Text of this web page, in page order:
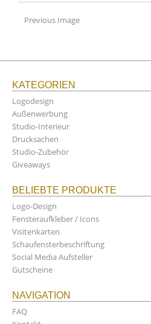
Previous Image
KATEGORIEN
Logodesign
Außenwerbung
Studio-Interieur
Drucksachen
Studio-Zubehör
Giveaways
BELIEBTE PRODUKTE
Logo-Design
Fensteraufkleber / Icons
Visitenkarten
Schaufensterbeschriftung
Social Media Aufsteller
Gutscheine
NAVIGATION
FAQ